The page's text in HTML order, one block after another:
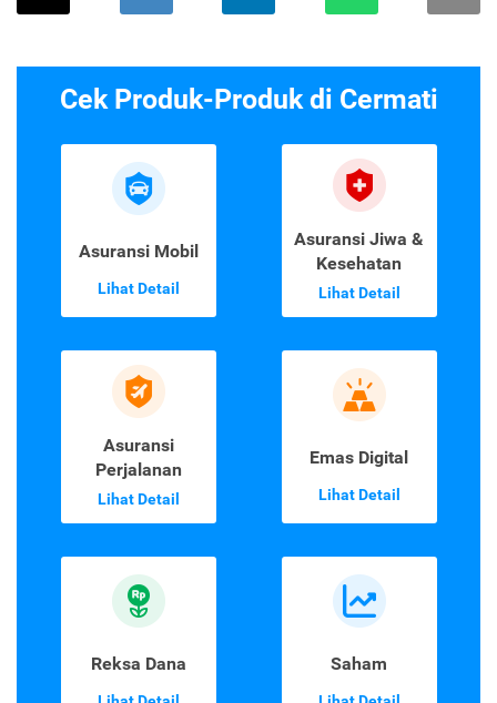
Cek Produk-Produk di Cermati
Asuransi Mobil
Lihat Detail
Asuransi Jiwa &
Kesehatan
Lihat Detail
Asuransi
Perjalanan
Lihat Detail
Emas Digital
Lihat Detail
Reksa Dana Saham